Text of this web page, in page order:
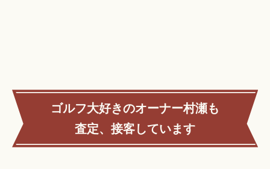
ゴルフ大好きのオーナー村瀬も
査定、接客しています